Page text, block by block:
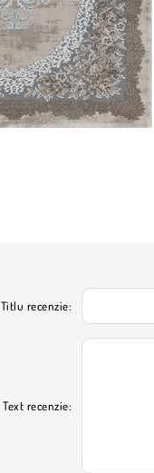
Titlu recenzie:
Text recenzie: